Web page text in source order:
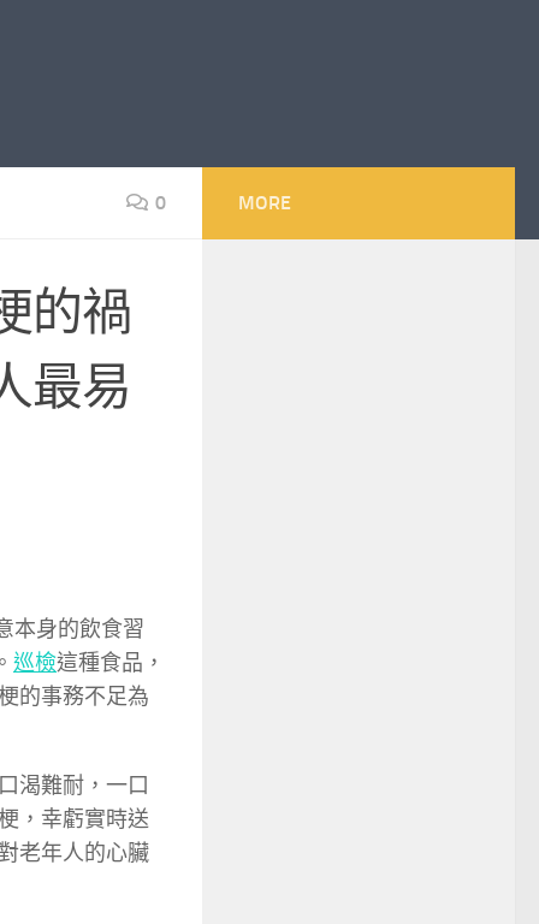
0
的禍
最易
本身的飲食習
巡檢這種食品，
的事務不足為
渴難耐，一口
，幸虧實時送
老年人的心臟
MORE